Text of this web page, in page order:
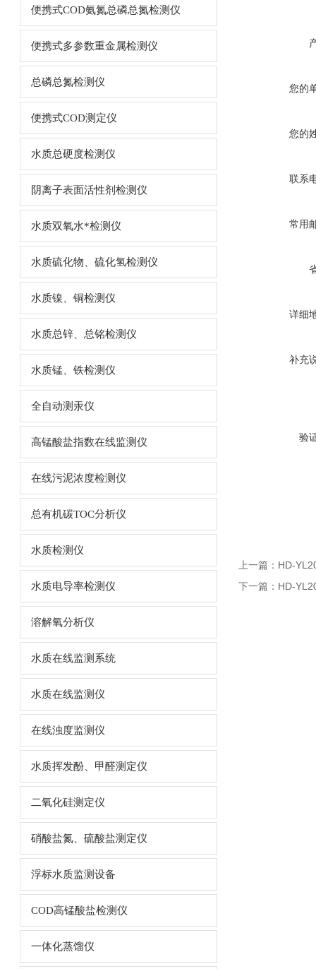
便携式COD氨氮总磷总氮检测仪
便携式多参数重金属检测仪
总磷总氮检测仪
便携式COD测定仪
水质总硬度检测仪
阴离子表面活性剂检测仪
水质双氧水*检测仪
水质硫化物、硫化氢检测仪
水质镍、铜检测仪
水质总锌、总铭检测仪
水质锰、铁检测仪
全自动测汞仪
高锰酸盐指数在线监测仪
在线污泥浓度检测仪
总有机碳TOC分析仪
水质检测仪
水质电导率检测仪
溶解氧分析仪
水质在线监测系统
水质在线监测仪
在线浊度监测仪
水质挥发酚、甲醛测定仪
二氧化硅测定仪
硝酸盐氮、硫酸盐测定仪
浮标水质监测设备
COD高锰酸盐检测仪
一体化蒸馏仪
您的
您的
联系
常用
详细
补充
验
上一篇： HD-
下一篇： HD-